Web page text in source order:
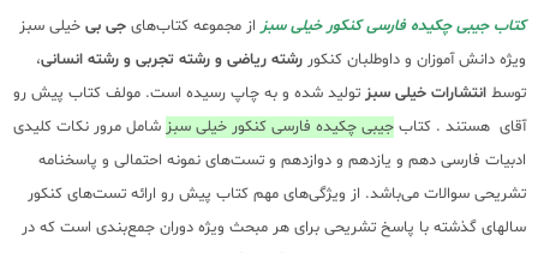
کتاب جیبی چکیده فارسی کنکور خیلی سبز از مجموعه کتاب‌های جی بی خیلی سبز
ویژه دانش آموزان و داوطلبان کنکور رشته ریاضی و رشته تجربی و رشته انسانی،
توسط انتشارات خیلی سبز تولید شده و به چاپ رسیده است. مولف کتاب پیش رو
آقای هستند . کتاب جیبی چکیده فارسی کنکور خیلی سبز شامل مرور نکات کلیدی
ادبیات فارسی دهم و یازدهم و دوازدهم و تست‌های نمونه احتمالی و پاسخنامه
تشریحی سوالات می‌باشد. از ویژگی‌های مهم کتاب پیش رو ارائه تست‌های کنکور
سالهای گذشته با پاسخ تشریحی برای هر مبحث ویژه دوران جمع‌بندی است که در